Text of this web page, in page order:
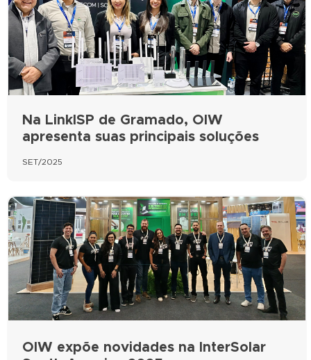
Na LinkISP de Gramado, OIW
apresenta suas principais soluções
SET/2025
OIW expõe novidades na InterSolar